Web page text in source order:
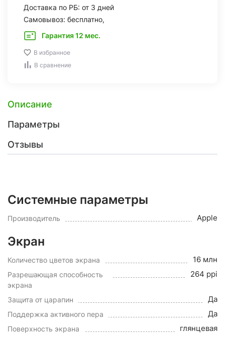
Доставка по РБ: от 3 дней
Самовывоз: бесплатно,
Гарантия 12 мес.
В избранное
В сравнение
Описание
Параметры
Отзывы
Системные параметры
Производитель Apple
Экран
Количество цветов экрана 16 млн
Разрешающая способность
экрана
264 ppi
Защита от царапин Да
Поддержка активного пера Да
Поверхность экрана глянцевая